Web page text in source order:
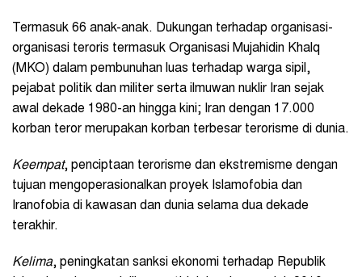
Termasuk 66 anak-anak. Dukungan terhadap organisasi-
organisasi teroris termasuk Organisasi Mujahidin Khalq
(MKO) dalam pembunuhan luas terhadap warga sipil,
pejabat politik dan militer serta ilmuwan nuklir Iran sejak
awal dekade 1980-an hingga kini; Iran dengan 17.000
korban teror merupakan korban terbesar terorisme di dunia.
Keempat, penciptaan terorisme dan ekstremisme dengan
tujuan mengoperasionalkan proyek Islamofobia dan
Iranofobia di kawasan dan dunia selama dua dekade
terakhir.
Kelima, peningkatan sanksi ekonomi terhadap Republik